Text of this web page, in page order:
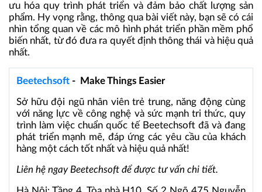
ưu hóa quy trình phát triển và đảm bảo chất lượng sản
phẩm. Hy vọng rằng, thông qua bài viết này, bạn sẽ có cái
nhìn tổng quan về các mô hình phát triển phần mềm phổ
biến nhất, từ đó đưa ra quyết định thông thái và hiệu quả
nhất.
Beetechsoft - Make Things Easier
Sở hữu đội ngũ nhân viên trẻ trung, năng động cùng
với năng lực về công nghệ và sức mạnh tri thức, quy
trình làm việc chuẩn quốc tế Beetechsoft đã và đang
phát triển mạnh mẽ, đáp ứng các yêu cầu của khách
hàng một cách tốt nhất và hiệu quả nhất!
Liên hệ ngay Beetechsoft để được tư vấn chi tiết.